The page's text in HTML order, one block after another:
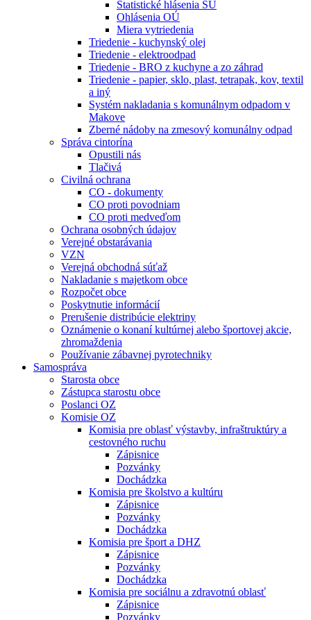
Štatistické hlásenia ŠÚ
Ohlásenia OÚ
Miera vytriedenia
Triedenie - kuchynský olej
Triedenie - elektroodpad
Triedenie - BRO z kuchyne a zo záhrad
Triedenie - papier, sklo, plast, tetrapak, kov, textil
a iný
Systém nakladania s komunálnym odpadom v
Makove
Zberné nádoby na zmesový komunálny odpad
Správa cintorína
Opustili nás
Tlačivá
Civilná ochrana
CO - dokumenty
CO proti povodniam
CO proti medveďom
Ochrana osobných údajov
Verejné obstarávania
VZN
Verejná obchodná súťaž
Nakladanie s majetkom obce
Rozpočet obce
Poskytnutie informácií
Prerušenie distribúcie elektriny
Oznámenie o konaní kultúrnej alebo športovej akcie,
zhromaždenia
Používanie zábavnej pyrotechniky
Samospráva
Starosta obce
Zástupca starostu obce
Poslanci OZ
Komisie OZ
Komisia pre oblasť výstavby, infraštruktúry a
cestovného ruchu
Zápisnice
Pozvánky
Dochádzka
Komisia pre školstvo a kultúru
Zápisnice
Pozvánky
Dochádzka
Komisia pre šport a DHZ
Zápisnice
Pozvánky
Dochádzka
Komisia pre sociálnu a zdravotnú oblasť
Zápisnice
Pozvánky